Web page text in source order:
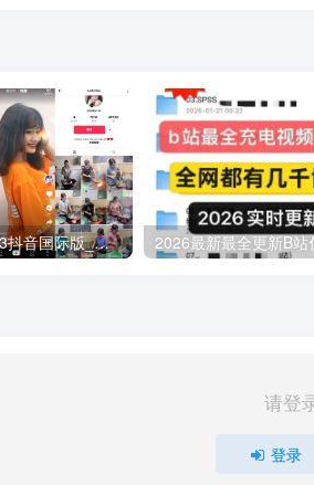
TikTok_v45.5.3抖音国际版_免拔卡解锁全球版
请登
登录